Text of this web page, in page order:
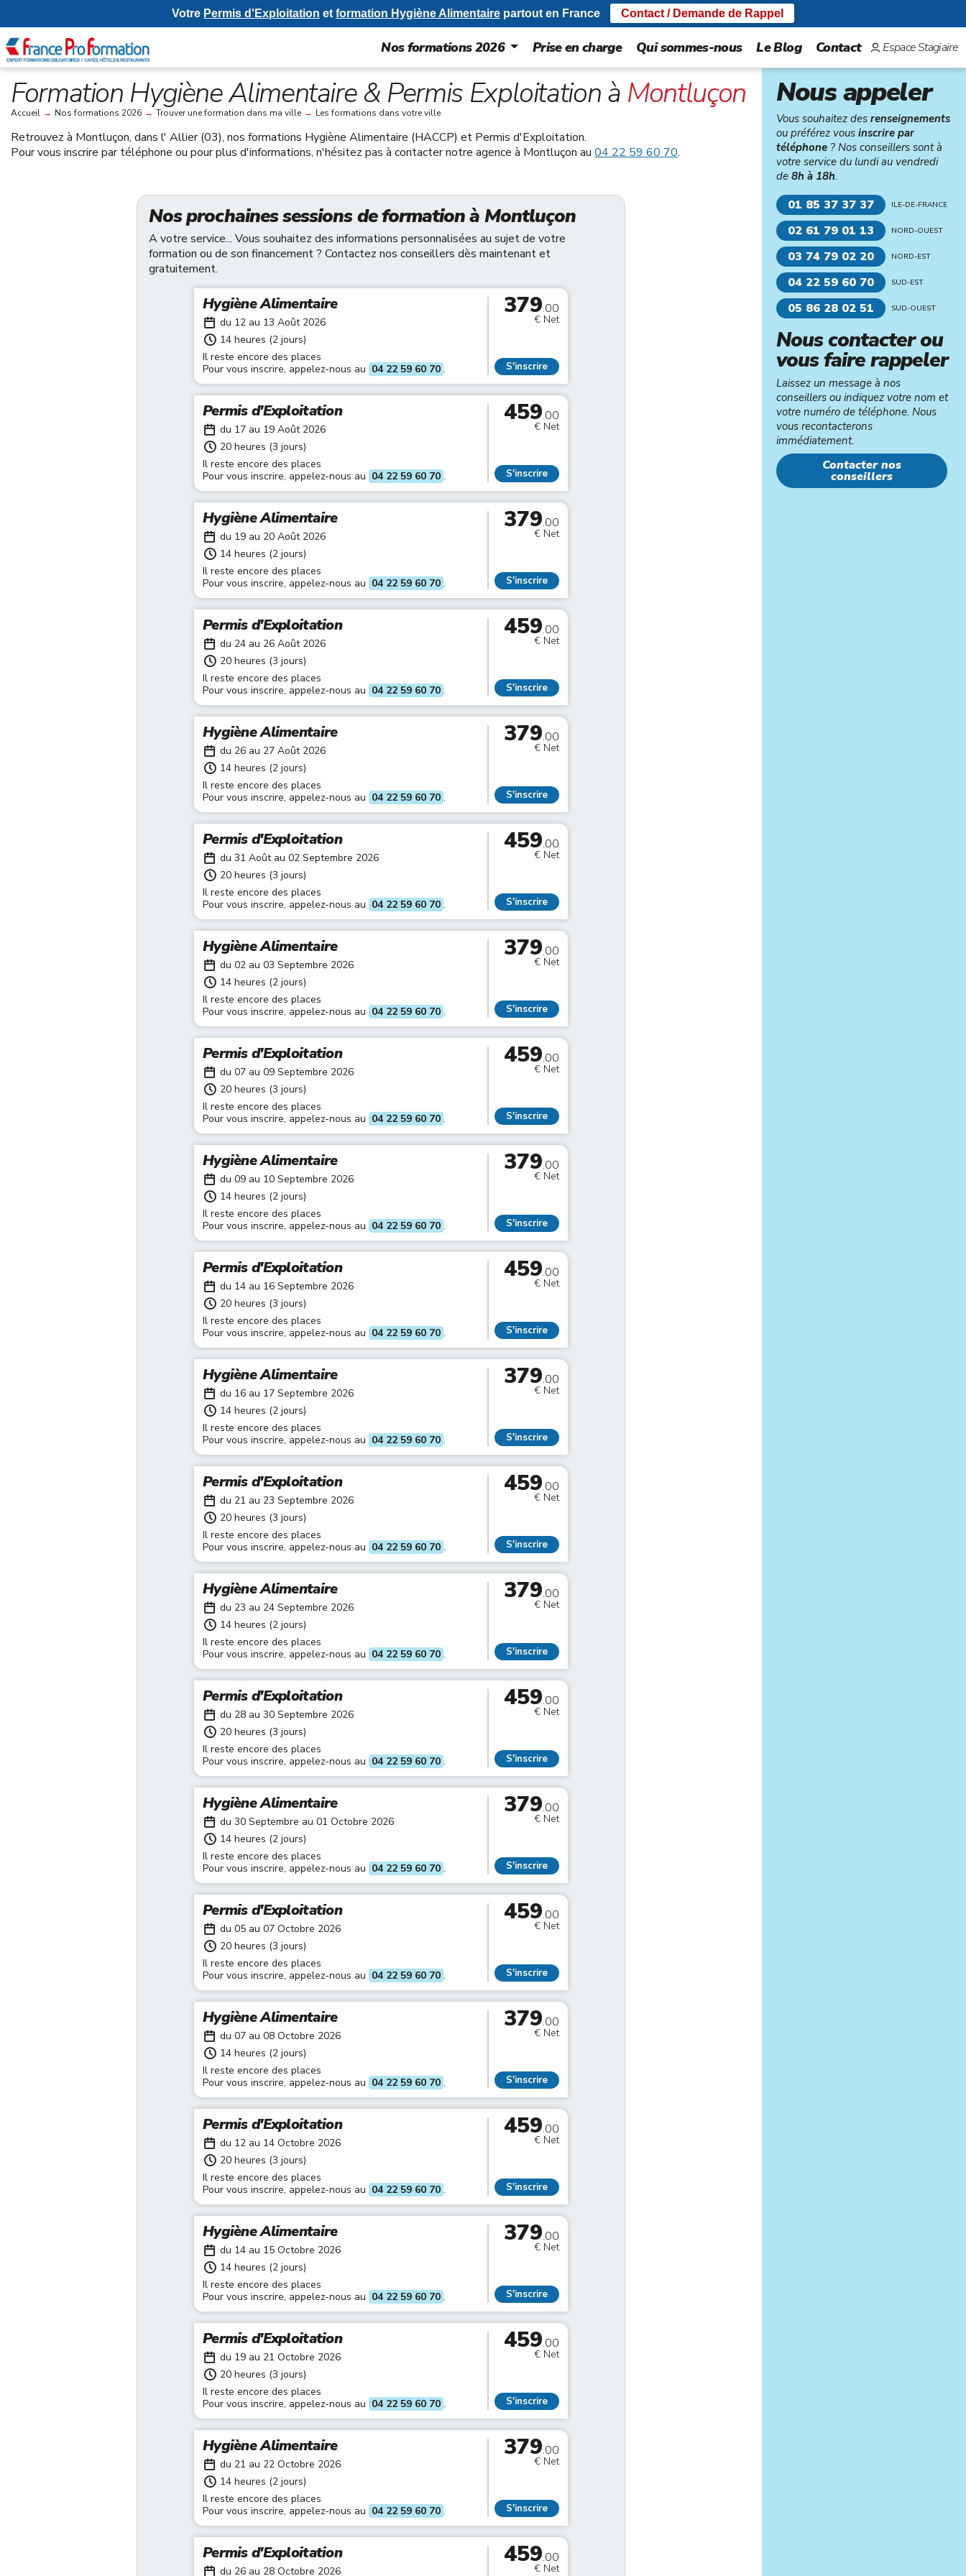
Nos formations 2026 Prise en charge Qui sommes-nous Le Blog Contact Espace Stagiaire
Formation Hygiène Alimentaire & Permis Exploitation à Montluçon
Accueil → Nos formations 2026 → Trouver une formation dans ma ville → Les formations dans votre ville
Retrouvez à Montluçon, dans l' Allier (03), nos formations Hygiène Alimentaire (HACCP) et Permis d'Exploitation.
Pour vous inscrire par téléphone ou pour plus d'informations, n'hésitez pas à contacter notre agence à Montluçon au 04 22 59 60 70.
Nos prochaines sessions de formation à Montluçon
A votre service... Vous souhaitez des informations personnalisées au sujet de votre
formation ou de son financement ? Contactez nos conseillers dès maintenant et
gratuitement.
Hygiène Alimentaire
du 12 au 13 Août 2026
14 heures (2 jours)
Il reste encore des places
Pour vous inscrire, appelez-nous au 04 22 59 60 70 .
379.00
€ Net
S'inscrire
Permis d'Exploitation
du 17 au 19 Août 2026
20 heures (3 jours)
Il reste encore des places
Pour vous inscrire, appelez-nous au 04 22 59 60 70 .
459.00
€ Net
S'inscrire
Hygiène Alimentaire
du 19 au 20 Août 2026
14 heures (2 jours)
Il reste encore des places
Pour vous inscrire, appelez-nous au 04 22 59 60 70 .
379.00
€ Net
S'inscrire
Permis d'Exploitation
du 24 au 26 Août 2026
20 heures (3 jours)
Il reste encore des places
Pour vous inscrire, appelez-nous au 04 22 59 60 70 .
459.00
€ Net
S'inscrire
Hygiène Alimentaire
du 26 au 27 Août 2026
14 heures (2 jours)
Il reste encore des places
Pour vous inscrire, appelez-nous au 04 22 59 60 70 .
379.00
€ Net
S'inscrire
Permis d'Exploitation
du 31 Août au 02 Septembre 2026
20 heures (3 jours)
Il reste encore des places
Pour vous inscrire, appelez-nous au 04 22 59 60 70 .
459.00
€ Net
S'inscrire
Hygiène Alimentaire
du 02 au 03 Septembre 2026
14 heures (2 jours)
Il reste encore des places
Pour vous inscrire, appelez-nous au 04 22 59 60 70 .
379.00
€ Net
S'inscrire
Permis d'Exploitation
du 07 au 09 Septembre 2026
20 heures (3 jours)
Il reste encore des places
Pour vous inscrire, appelez-nous au 04 22 59 60 70 .
459.00
€ Net
S'inscrire
Hygiène Alimentaire
du 09 au 10 Septembre 2026
14 heures (2 jours)
Il reste encore des places
Pour vous inscrire, appelez-nous au 04 22 59 60 70 .
379.00
€ Net
S'inscrire
Permis d'Exploitation
du 14 au 16 Septembre 2026
20 heures (3 jours)
Il reste encore des places
Pour vous inscrire, appelez-nous au 04 22 59 60 70 .
459.00
€ Net
S'inscrire
Hygiène Alimentaire
du 16 au 17 Septembre 2026
14 heures (2 jours)
Il reste encore des places
Pour vous inscrire, appelez-nous au 04 22 59 60 70 .
379.00
€ Net
S'inscrire
Permis d'Exploitation
du 21 au 23 Septembre 2026
20 heures (3 jours)
Il reste encore des places
Pour vous inscrire, appelez-nous au 04 22 59 60 70 .
459.00
€ Net
S'inscrire
Hygiène Alimentaire
du 23 au 24 Septembre 2026
14 heures (2 jours)
Il reste encore des places
Pour vous inscrire, appelez-nous au 04 22 59 60 70 .
379.00
€ Net
S'inscrire
Permis d'Exploitation
du 28 au 30 Septembre 2026
20 heures (3 jours)
Il reste encore des places
Pour vous inscrire, appelez-nous au 04 22 59 60 70 .
459.00
€ Net
S'inscrire
Hygiène Alimentaire
du 30 Septembre au 01 Octobre 2026
14 heures (2 jours)
Il reste encore des places
Pour vous inscrire, appelez-nous au 04 22 59 60 70 .
379.00
€ Net
S'inscrire
Permis d'Exploitation
du 05 au 07 Octobre 2026
20 heures (3 jours)
Il reste encore des places
Pour vous inscrire, appelez-nous au 04 22 59 60 70 .
459.00
€ Net
S'inscrire
Hygiène Alimentaire
du 07 au 08 Octobre 2026
14 heures (2 jours)
Il reste encore des places
Pour vous inscrire, appelez-nous au 04 22 59 60 70 .
379.00
€ Net
S'inscrire
Permis d'Exploitation
du 12 au 14 Octobre 2026
20 heures (3 jours)
Il reste encore des places
Pour vous inscrire, appelez-nous au 04 22 59 60 70 .
459.00
€ Net
S'inscrire
Hygiène Alimentaire
du 14 au 15 Octobre 2026
14 heures (2 jours)
Il reste encore des places
Pour vous inscrire, appelez-nous au 04 22 59 60 70 .
379.00
€ Net
S'inscrire
Permis d'Exploitation
du 19 au 21 Octobre 2026
20 heures (3 jours)
Il reste encore des places
Pour vous inscrire, appelez-nous au 04 22 59 60 70 .
459.00
€ Net
S'inscrire
Hygiène Alimentaire
du 21 au 22 Octobre 2026
14 heures (2 jours)
Il reste encore des places
Pour vous inscrire, appelez-nous au 04 22 59 60 70 .
379.00
€ Net
S'inscrire
Permis d'Exploitation
du 26 au 28 Octobre 2026
459.00
€ Net
Nous appeler
Vous souhaitez desrenseignements
ou préférez vousinscrire par
téléphone ? Nos conseillers sont à
votre service du lundi au vendredi
de8h à 18h.
01 85 37 37 37 ILE-DE-FRANCE
02 61 79 01 13 NORD-OUEST
03 74 79 02 20 NORD-EST
04 22 59 60 70 SUD-EST
05 86 28 02 51 SUD-OUEST
Nous contacter ou
vous faire rappeler
Laissez un message à nos
conseillers ou indiquez votre nom et
votre numéro de téléphone. Nous
vous recontacterons
immédiatement.
Contacter nos
conseillers
Votre Permis d'Exploitation et formation Hygiène Alimentaire partout en France Contact / Demande de Rappel